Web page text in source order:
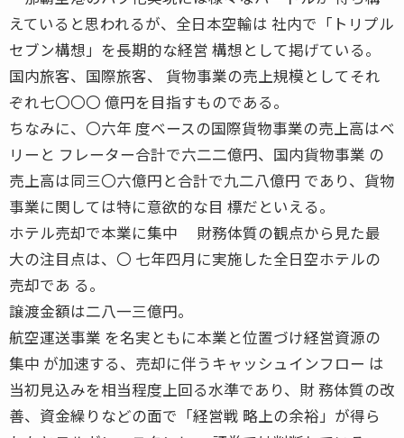
えていると思われるが、全日本空輸は 社内で「トリプル
セブン構想」を長期的な経営 構想として掲げている。
国内旅客、国際旅客、 貨物事業の売上規模としてそれ
ぞれ七〇〇〇 億円を目指すものである。
ちなみに、〇六年 度ベースの国際貨物事業の売上高はベ
リーと フレーター合計で六二二億円、国内貨物事業 の
売上高は同三〇六億円と合計で九二八億円 であり、貨物
事業に関しては特に意欲的な目 標だといえる。
ホテル売却で本業に集中 財務体質の観点から見た最
大の注目点は、〇 七年四月に実施した全日空ホテルの
売却であ る。
譲渡金額は二八一三億円。
航空運送事業 を名実ともに本業と位置づけ経営資源の
集中 が加速する、売却に伴うキャッシュインフロー は
当初見込みを相当程度上回る水準であり、財 務体質の改
善、資金繰りなどの面で「経営戦 略上の余裕」が得ら